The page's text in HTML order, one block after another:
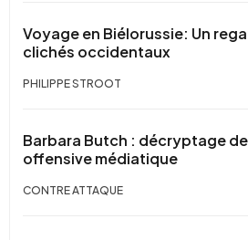
Voyage en Biélorussie: Un
clichés occidentaux
PHILIPPE STROOT
Barbara Butch : décryptage
offensive médiatique
CONTRE ATTAQUE